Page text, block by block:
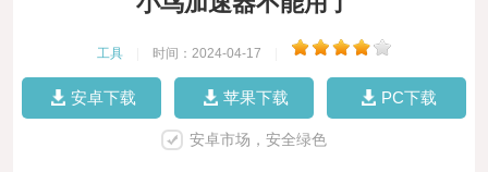
工具 时间：2024-04-17
安卓下载 苹果下载 PC下载
安卓市场，安全绿色